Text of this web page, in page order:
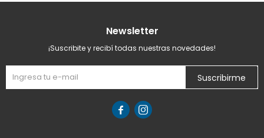
Newsletter
¡Suscribite y recibí todas nuestras novedades!
Suscribirme
 